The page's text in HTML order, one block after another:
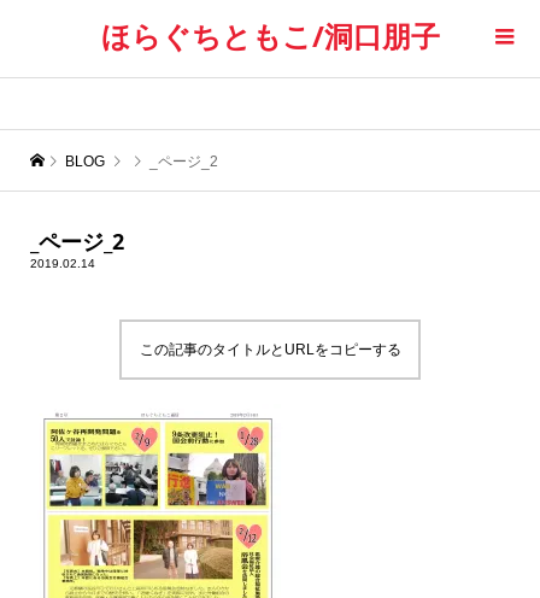
ほらぐちともこ/洞口朋子
BLOG _ページ_2
_ページ_2
2019.02.14
この記事のタイトルとURLをコピーする